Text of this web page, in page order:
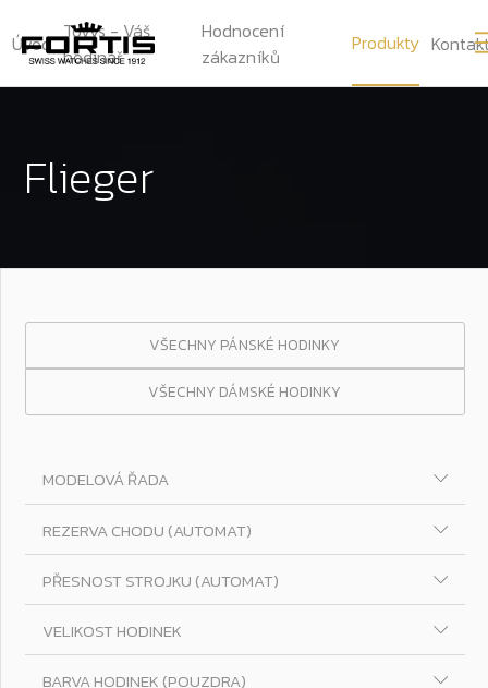
Úvod Tovys - Váš
hodinář
Hodnocení
zákazníků
Produkty
Flieger
VŠECHNY PÁNSKÉ HODINKY
VŠECHNY DÁMSKÉ HODINKY
MODELOVÁ ŘADA
REZERVA CHODU (AUTOMAT)
PŘESNOST STROJKU (AUTOMAT)
VELIKOST HODINEK
BARVA HODINEK (POUZDRA)